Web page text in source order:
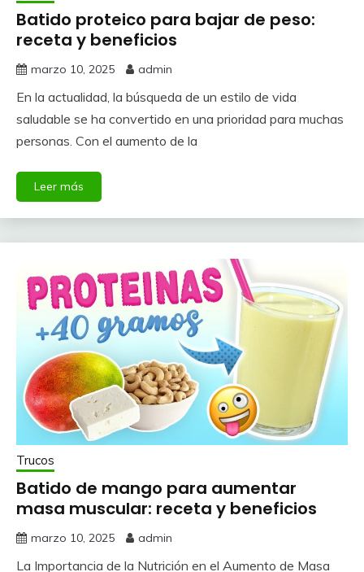
Batido proteico para bajar de peso:
receta y beneficios
marzo 10, 2025 admin
En la actualidad, la búsqueda de un estilo de vida
saludable se ha convertido en una prioridad para muchas
personas. Con el aumento de la
Leer más
Trucos
Batido de mango para aumentar
masa muscular: receta y beneficios
marzo 10, 2025 admin
La Importancia de la Nutrición en el Aumento de Masa